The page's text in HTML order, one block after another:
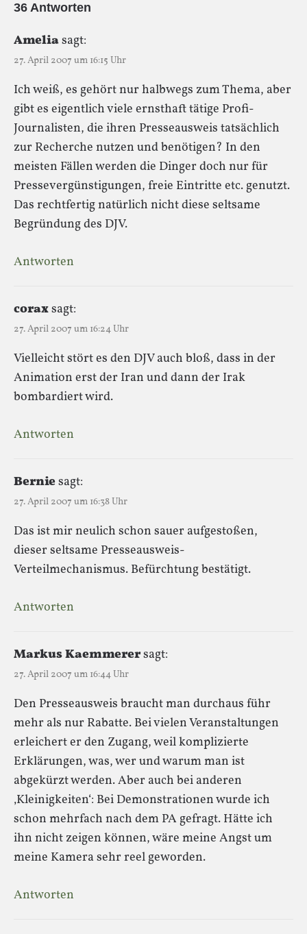
36 Antworten
Ameliasagt:
27. April 2007 um 16:15 Uhr
Ich weiß, es gehört nur halbwegs zum Thema, aber
gibt es eigentlich viele ernsthaft tätige Profi-
Journalisten, die ihren Presseausweis tatsächlich
zur Recherche nutzen und benötigen? In den
meisten Fällen werden die Dinger doch nur für
Pressevergünstigungen, freie Eintritte etc. genutzt.
Das rechtfertig natürlich nicht diese seltsame
Begründung des DJV.
Antworten
coraxsagt:
27. April 2007 um 16:24 Uhr
Vielleicht stört es den DJV auch bloß, dass in der
Animation erst der Iran und dann der Irak
bombardiert wird.
Antworten
Berniesagt:
27. April 2007 um 16:38 Uhr
Das ist mir neulich schon sauer aufgestoßen,
dieser seltsame Presseausweis-
Verteilmechanismus. Befürchtung bestätigt.
Antworten
Markus Kaemmerersagt:
27. April 2007 um 16:44 Uhr
Den Presseausweis braucht man durchaus führ
mehr als nur Rabatte. Bei vielen Veranstaltungen
erleichert er den Zugang, weil komplizierte
Erklärungen, was, wer und warum man ist
abgekürzt werden. Aber auch bei anderen
‚Kleinigkeiten‘: Bei Demonstrationen wurde ich
schon mehrfach nach dem PA gefragt. Hätte ich
ihn nicht zeigen können, wäre meine Angst um
meine Kamera sehr reel geworden.
Antworten